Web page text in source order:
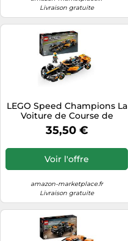
Livraison gratuite
LEGO Speed Champions La
Voiture de Course de
Formule 1 McLaren 2023,
Véhicule Jouet pour
Aiment Le Jeu en
Autonomie, Set de
Chambre, Idée Cadeau
76919
35,50 €
Voir l'offre
amazon-marketplace.fr
Livraison gratuite